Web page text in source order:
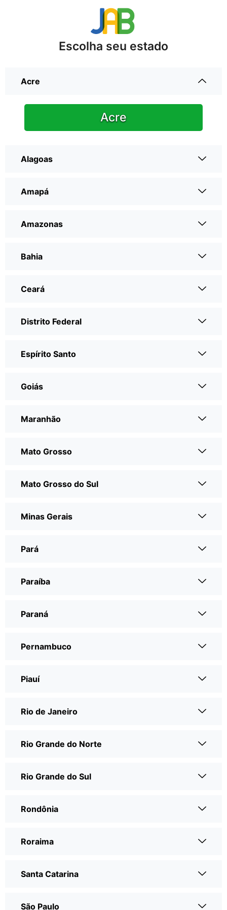
Escolha seu estado
Acre
Acre
Alagoas
Amapá
Amazonas
Bahia
Ceará
Distrito Federal
Espírito Santo
Goiás
Maranhão
Mato Grosso
Mato Grosso do Sul
Minas Gerais
Pará
Paraíba
Paraná
Pernambuco
Piauí
Rio de Janeiro
Rio Grande do Norte
Rio Grande do Sul
Rondônia
Roraima
Santa Catarina
São Paulo